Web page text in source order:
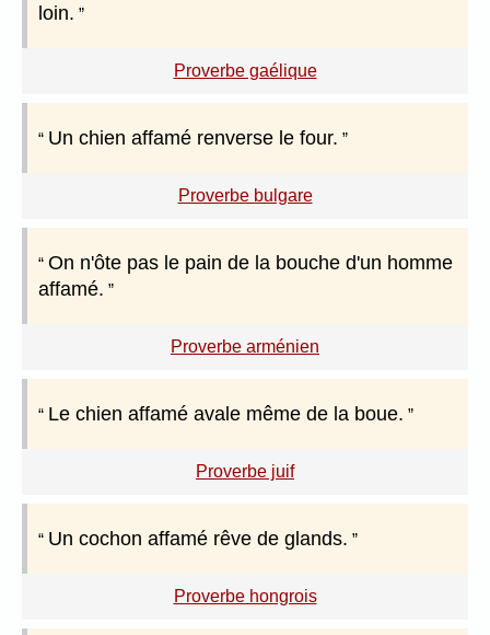
loin.
Proverbe gaélique
Un chien affamé renverse le four.
Proverbe bulgare
On n'ôte pas le pain de la bouche d'un homme
affamé.
Proverbe arménien
Le chien affamé avale même de la boue.
Proverbe juif
Un cochon affamé rêve de glands.
Proverbe hongrois